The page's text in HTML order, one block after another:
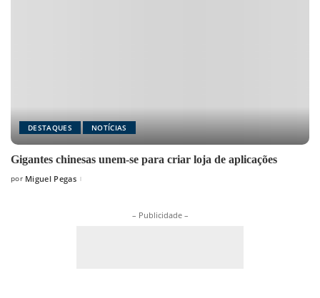
DESTAQUES NOTÍCIAS
Gigantes chinesas unem-se para criar loja de aplicações
Posted
por Miguel Pegas
– Publicidade –